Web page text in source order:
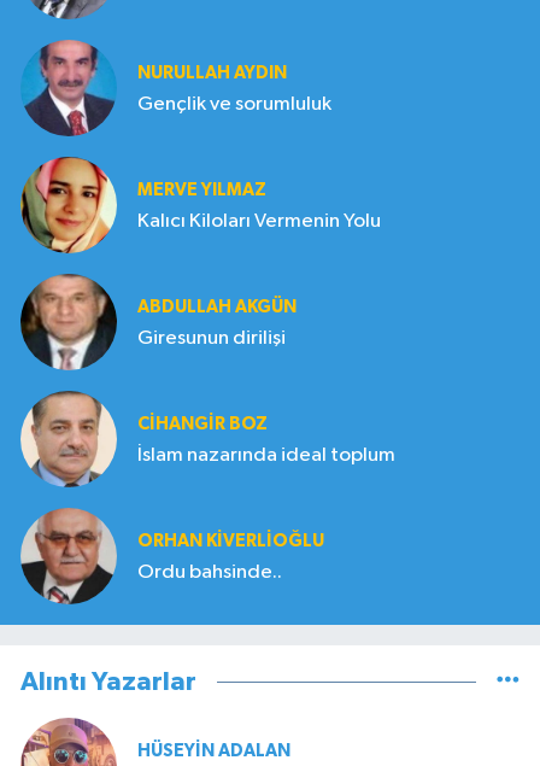
NURULLAH AYDIN
Gençlik ve sorumluluk
MERVE YILMAZ
Kalıcı Kiloları Vermenin Yolu
ABDULLAH AKGÜN
Giresunun dirilişi
CIHANGIR BOZ
İslam nazarında ideal toplum
ORHAN KIVERLIOĞLU
Ordu bahsinde..
Alıntı Yazarlar
HÜSEYIN ADALAN